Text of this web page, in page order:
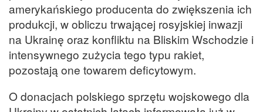
amerykańskiego producenta do zwiększenia ich
produkcji, w obliczu trwającej rosyjskiej inwazji
na Ukrainę oraz konfliktu na Bliskim Wschodzie i
intensywnego zużycia tego typu rakiet,
pozostają one towarem deficytowym.
O donacjach polskiego sprzętu wojskowego dla